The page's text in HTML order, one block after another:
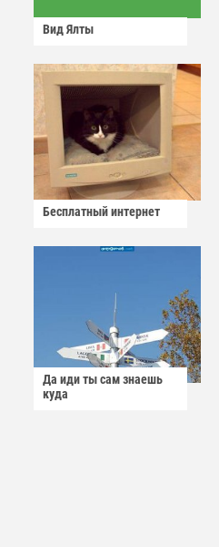
Вид Ялты
Бесплатный интернет
Да иди ты сам знаешь
куда